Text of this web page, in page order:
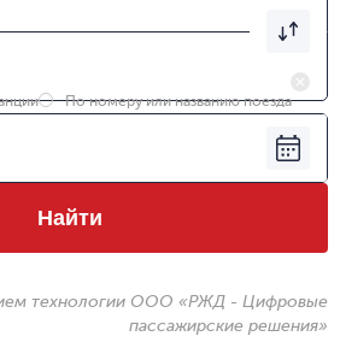
По номеру или названию поезда
Найти
технологии ООО «РЖД - Цифровые
пассажирские решения»